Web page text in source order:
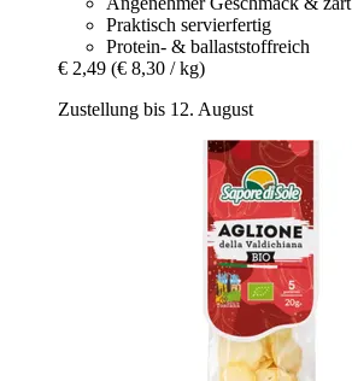
Praktisch servierfertig
Protein- & ballaststoffreich
€ 2,49 (€ 8,30 / kg)
Zustellung bis 12. August